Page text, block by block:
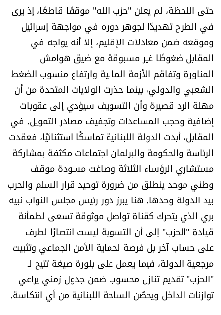
كاميرا
سجالات
صحّة وصحن
الرياضة
منوّعات
حظّك اليوم
للتاريخ
فيديو
من نحن
للتواصل معنا
شروط الاستخدام
حتى اللحظة، لم يعلن "حزب الله" موقفًا قاطعًا، إذ يرى
في الطرح تهديدًا لجوهر دوره في مواجهة إسرائيل
وموقعه ضمن معادلات الإقليم، إلا أنه يواجه في
المقابل ضغوطًا غير مسبوقة مع ضيق هوامش
المناورة وتفاقم الأزمة المالية وارتفاع منسوب الضغط
الشعبي والدولي، بينما حذرت الولايات المتحدة من أن
مهلة الرد قصيرة وأن التسويف سيؤدي إلى عقوبات
إضافية وحجب المساعدات وتجفيف مصادر التمويل. في
المقابل، أبدت الدولة اللبنانية تماسكًا استثنائيًا، فعقدت
الرئاسة والحكومة والبرلمان اجتماعات مكثفة بمشاركة
مستشاري الرؤساء الثلاثة وصاغت مسودة موقف
وطني موحد ينطلق من ضرورة توحيد قرار السلم والحرب
بيد الدولة وحدها. هنا يبرز دور رئيس مجلس النواب نبيه
بري الذي يتحرك كقناة تواصل موثوقة تسعى لطمأنة
قيادة "الحزب" إلى أن التسوية ليست انتصارًا لطرف
على حساب آخر بل فرصة لحماية الأمن الجماعي وتثبيت
مرجعية الدولة، فيما يعمل على بلورة صيغة تتيح لـ
"الحزب" تقديم تنازل محسوب ضمن جدول زمني يراعي
توازنات الداخل ويحصّن الساحة اللبنانية من أي انتكاسة.